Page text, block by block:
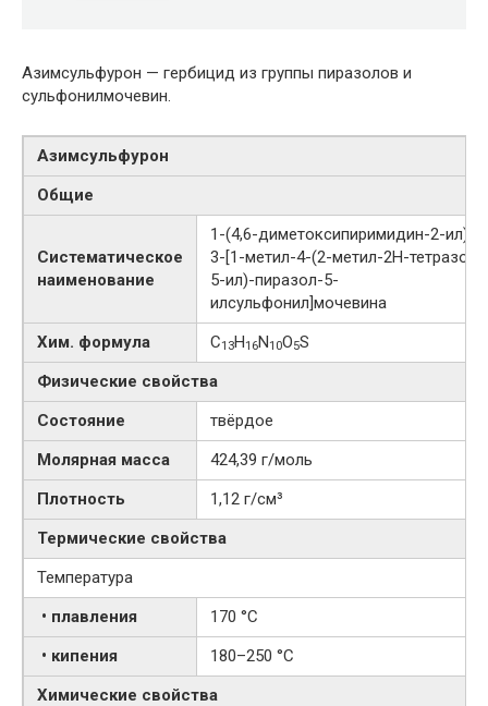
Азимсульфурон — гербицид из группы пиразолов и
сульфонилмочевин.
Азимсульфурон
Общие
Систематическое
наименование
1-​​(4,6-​диметоксипиримидин-​2-​ил)​-​
3-​[1-​метил-​4-​​(2-​метил-​2Н-​тетразол-​
5-​ил)​-​пиразол-​5-​
илсульфонил]мочевина
Хим. формула
C13H16N10O5S
Физические свойства
Состояние
твёрдое
Молярная масса
424,39 г/моль
Плотность
1,12 г/см³
Термические свойства
Температура
• плавления
170 °C
• кипения
180–250 °C
Химические свойства